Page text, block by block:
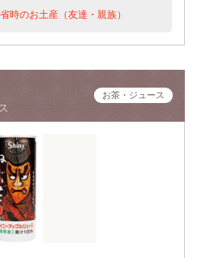
時のお土産（友達・親族）
お茶・ジュース